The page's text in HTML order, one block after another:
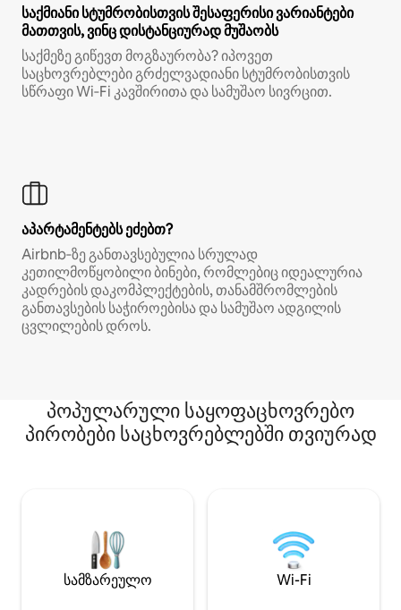
საქმიანი სტუმრობისთვის შესაფერისი ვარიანტები
მათთვის, ვინც დისტანციურად მუშაობს
საქმეზე გიწევთ მოგზაურობა? იპოვეთ
საცხოვრებლები გრძელვადიანი სტუმრობისთვის
სწრაფი Wi‑Fi კავშირითა და სამუშაო სივრცით.
აპარტამენტებს ეძებთ?
Airbnb‑ზე განთავსებულია სრულად
კეთილმოწყობილი ბინები, რომლებიც იდეალურია
კადრების დაკომპლექტების, თანამშრომლების
განთავსების საჭიროებისა და სამუშაო ადგილის
ცვლილების დროს.
პოპულარული საყოფაცხოვრებო
პირობები საცხოვრებლებში თვიურად
სამზარეულო Wi-Fi